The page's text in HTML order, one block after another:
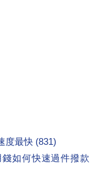
度最快 (831)
如何快速過件撥款